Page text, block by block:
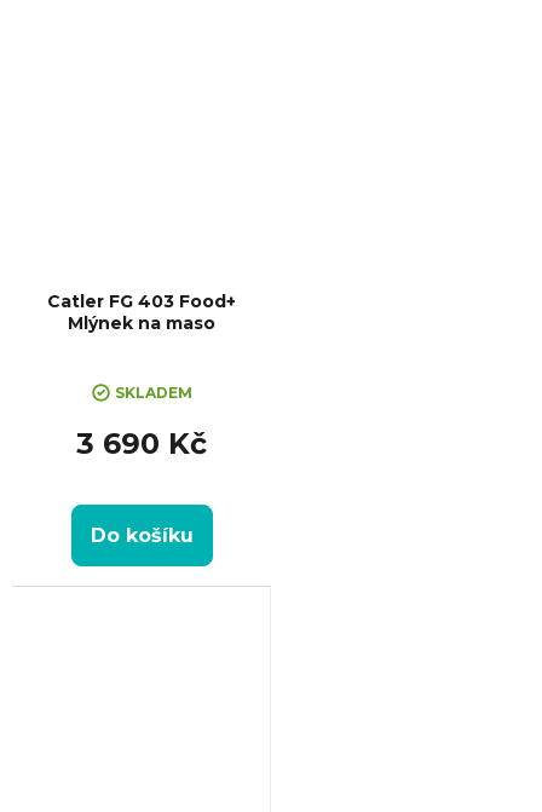
Catler FG 403 Food+
Mlýnek na maso
SKLADEM
3 690 Kč
Do košíku